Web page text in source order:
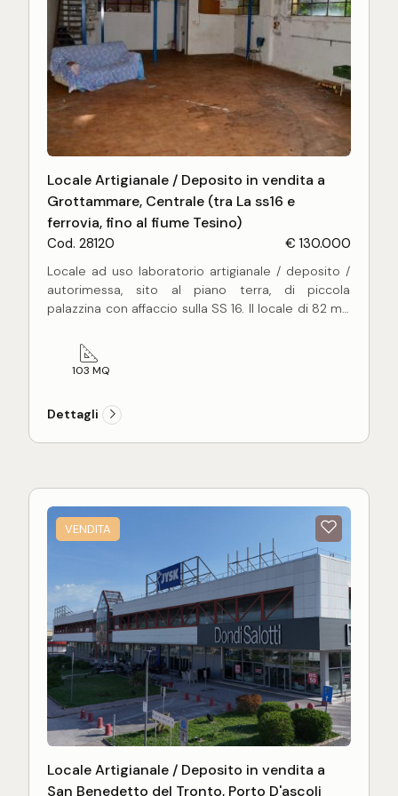
Locale Artigianale / Deposito in vendita a
Grottammare, Centrale (tra La ss16 e
ferrovia, fino al fiume Tesino)
Cod. 28120 € 130.000
Locale ad uso laboratorio artigianale / deposito /
autorimessa, sito al piano terra, di piccola
palazzina con affaccio sulla SS 16. Il locale di 82 mq
tipiche del periodo di costruzione con altezza
intera di 4,5 mt., servizio igienico a norma e
103 MQ
Dettagli
VENDITA
Locale Artigianale / Deposito in vendita a
San Benedetto del Tronto, Porto D'ascoli